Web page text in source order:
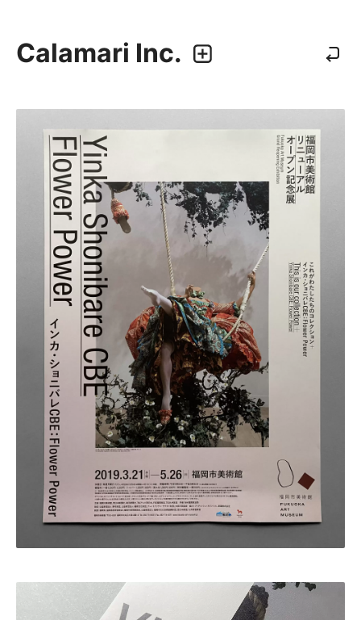
Calamari Inc.
092 292 4875
業務内容
・グラフィックデザイン
・エディトリアルデザイン
・ウェブデザイン／構築
・アプリケーション、UI/UXデザイン
・プロダクトデザイン
デザイナー
・尾中 俊介
・田中 慶二